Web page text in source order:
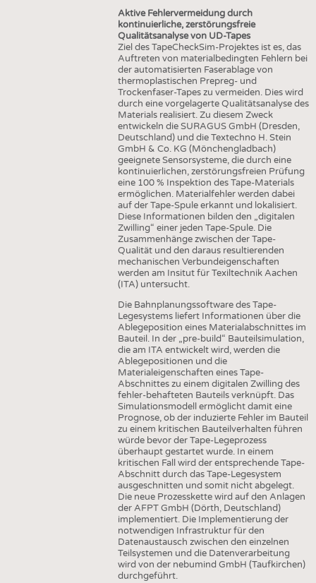
Aktive Fehlervermeidung durch
kontinuierliche, zerstörungsfreie
Qualitätsanalyse von UD-Tapes
Ziel des TapeCheckSim-Projektes ist es, das
Auftreten von materialbedingten Fehlern bei
der automatisierten Faserablage von
thermoplastischen Prepreg- und
Trockenfaser-Tapes zu vermeiden. Dies wird
durch eine vorgelagerte Qualitätsanalyse des
Materials realisiert. Zu diesem Zweck
entwickeln die SURAGUS GmbH (Dresden,
Deutschland) und die Textechno H. Stein
GmbH & Co. KG (Mönchengladbach)
geeignete Sensorsysteme, die durch eine
kontinuierlichen, zerstörungsfreien Prüfung
eine 100 % Inspektion des Tape-Materials
ermöglichen. Materialfehler werden dabei
auf der Tape-Spule erkannt und lokalisiert.
Diese Informationen bilden den „digitalen
Zwilling“ einer jeden Tape-Spule. Die
Zusammenhänge zwischen der Tape-
Qualität und den daraus resultierenden
mechanischen Verbundeigenschaften
werden am Insitut für Texiltechnik Aachen
(ITA) untersucht.
Die Bahnplanungssoftware des Tape-
Legesystems liefert Informationen über die
Ablegeposition eines Materialabschnittes im
Bauteil. In der „pre-build“ Bauteilsimulation,
die am ITA entwickelt wird, werden die
Ablegepositionen und die
Materialeigenschaften eines Tape-
Abschnittes zu einem digitalen Zwilling des
fehler-behafteten Bauteils verknüpft. Das
Simulationsmodell ermöglicht damit eine
Prognose, ob der induzierte Fehler im Bauteil
zu einem kritischen Bauteilverhalten führen
würde bevor der Tape-Legeprozess
überhaupt gestartet wurde. In einem
kritischen Fall wird der entsprechende Tape-
Abschnitt durch das Tape-Legesystem
ausgeschnitten und somit nicht abgelegt.
Die neue Prozesskette wird auf den Anlagen
der AFPT GmbH (Dörth, Deutschland)
implementiert. Die Implementierung der
notwendigen Infrastruktur für den
Datenaustausch zwischen den einzelnen
Teilsystemen und die Datenverarbeitung
wird von der nebumind GmbH (Taufkirchen)
durchgeführt.